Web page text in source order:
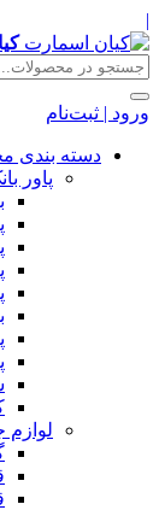
|
ورود | ثبت‌نام
دسته بندی
پاور
لوازم